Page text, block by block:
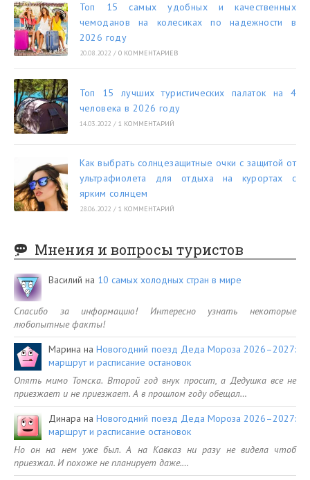
Топ 15 самых удобных и качественных
чемоданов на колесиках по надежности в
2026 году
20.08.2022 / 0 КОММЕНТАРИЕВ
Топ 15 лучших туристических палаток на 4
человека в 2026 году
14.03.2022 / 1 КОММЕНТАРИЙ
Как выбрать солнцезащитные очки с защитой от
ультрафиолета для отдыха на курортах с
ярким солнцем
28.06.2022 / 1 КОММЕНТАРИЙ
Мнения и вопросы туристов
Василий на 10 самых холодных стран в мире
Спасибо за информацию! Интересно узнать некоторые
любопытные факты!
Марина наНовогодний поезд Деда Мороза 2026–2027:
маршрут и расписание остановок
Опять мимо Томска. Второй год внук просит, а Дедушка все не
приезжает и не приезжает. А в прошлом году обещал…
Динара наНовогодний поезд Деда Мороза 2026–2027:
маршрут и расписание остановок
Но он на нем уже был. А на Кавказ ни разу не видела чтоб
приезжал. И похоже не планирует даже.…